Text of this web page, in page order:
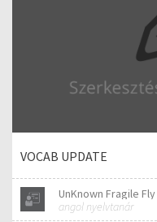
VOCAB UPDATE
UnKnown Fragile Fly
angol nyelvtanár